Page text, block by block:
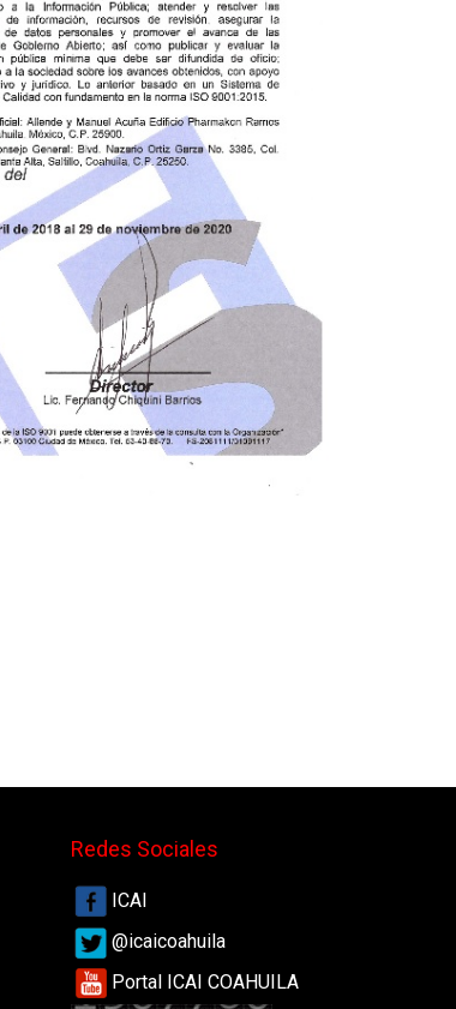
Redes Sociales
ICAI
@icaicoahuila
Portal ICAI COAHUILA